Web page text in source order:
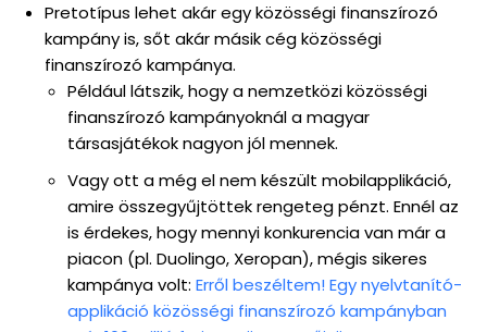
Pretotípus lehet akár egy közösségi finanszírozó
kampány is, sőt akár másik cég közösségi
finanszírozó kampánya.
Például látszik, hogy a nemzetközi közösségi
finanszírozó kampányoknál a magyar
társasjátékok nagyon jól mennek.
Vagy ott a még el nem készült mobilapplikáció,
amire összegyűjtöttek rengeteg pénzt. Ennél az
is érdekes, hogy mennyi konkurencia van már a
piacon (pl. Duolingo, Xeropan), mégis sikeres
kampánya volt: Erről beszéltem! Egy nyelvtanító-
applikáció közösségi finanszírozó kampányban